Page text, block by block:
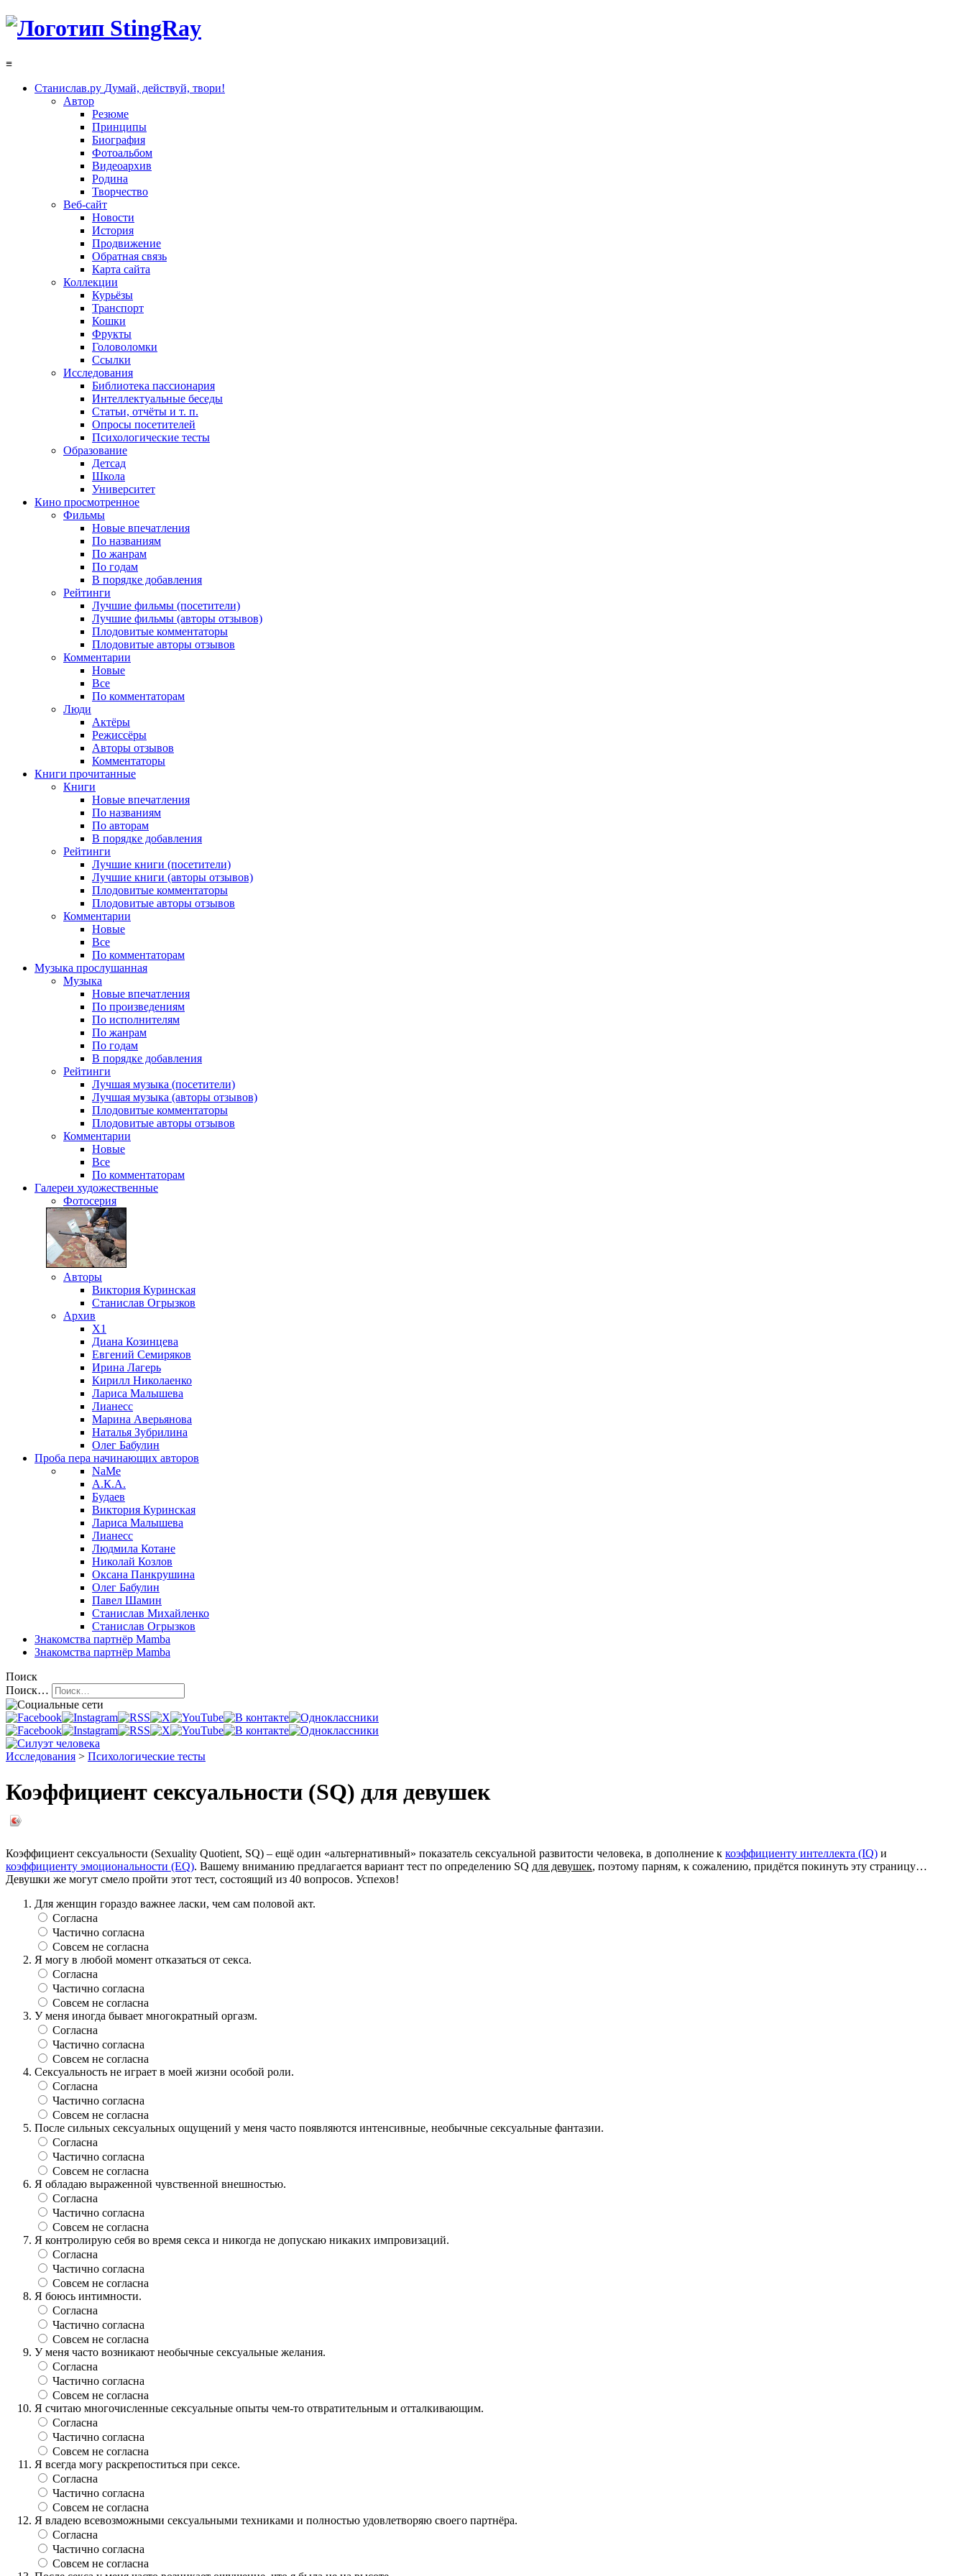
≡
Станислав.ру Думай, действуй, твори!
Автор
Резюме
Принципы
Биография
Фотоальбом
Видеоархив
Родина
Творчество
Веб-сайт
Новости
История
Продвижение
Обратная связь
Карта сайта
Коллекции
Курьёзы
Транспорт
Кошки
Фрукты
Головоломки
Ссылки
Исследования
Библиотека пассионария
Интеллектуальные беседы
Статьи, отчёты и т. п.
Опросы посетителей
Психологические тесты
Образование
Детсад
Школа
Университет
Кино просмотренное
Фильмы
Новые впечатления
По названиям
По жанрам
По годам
В порядке добавления
Рейтинги
Лучшие фильмы (посетители)
Лучшие фильмы (авторы отзывов)
Плодовитые комментаторы
Плодовитые авторы отзывов
Комментарии
Новые
Все
По комментаторам
Люди
Актёры
Режиссёры
Авторы отзывов
Комментаторы
Книги прочитанные
Книги
Новые впечатления
По названиям
По авторам
В порядке добавления
Рейтинги
Лучшие книги (посетители)
Лучшие книги (авторы отзывов)
Плодовитые комментаторы
Плодовитые авторы отзывов
Комментарии
Новые
Все
По комментаторам
Музыка прослушанная
Музыка
Новые впечатления
По произведениям
По исполнителям
По жанрам
По годам
В порядке добавления
Рейтинги
Лучшая музыка (посетители)
Лучшая музыка (авторы отзывов)
Плодовитые комментаторы
Плодовитые авторы отзывов
Комментарии
Новые
Все
По комментаторам
Галереи художественные
Фотосерия
Авторы
Виктория Куринская
Станислав Огрызков
Архив
X1
Диана Козинцева
Евгений Семиряков
Ирина Лагерь
Кирилл Николаенко
Лариса Малышева
Лианесс
Марина Аверьянова
Наталья Зубрилина
Олег Бабулин
Проба пера начинающих авторов
NaMe
А.К.А.
Будаев
Виктория Куринская
Лариса Малышева
Лианесс
Людмила Котане
Николай Козлов
Оксана Панкрушина
Олег Бабулин
Павел Шамин
Станислав Михайленко
Станислав Огрызков
Знакомства партнёр Mamba
Знакомства партнёр Mamba
Поиск
Поиск…
Исследования > Психологические тесты
Коэффициент сексуальности (SQ) для девушек
Коэффициент сексуальности (Sexuality Quotient, SQ) – ещё один «альтернативный» показатель сексуальной развитости человека, в дополнение к коэффициенту интеллекта (IQ) и
коэффициенту эмоциональности (EQ). Вашему вниманию предлагается вариант тест по определению SQ для девушек, поэтому парням, к сожалению, придётся покинуть эту страницу…
Девушки же могут смело пройти этот тест, состоящий из 40 вопросов. Успехов!
Для женщин гораздо важнее ласки, чем сам половой акт.
Согласна
Частично согласна
Совсем не согласна
Я могу в любой момент отказаться от секса.
Согласна
Частично согласна
Совсем не согласна
У меня иногда бывает многократный оргазм.
Согласна
Частично согласна
Совсем не согласна
Сексуальность не играет в моей жизни особой роли.
Согласна
Частично согласна
Совсем не согласна
После сильных сексуальных ощущений у меня часто появляются интенсивные, необычные сексуальные фантазии.
Согласна
Частично согласна
Совсем не согласна
Я обладаю выраженной чувственной внешностью.
Согласна
Частично согласна
Совсем не согласна
Я контролирую себя во время секса и никогда не допускаю никаких импровизаций.
Согласна
Частично согласна
Совсем не согласна
Я боюсь интимности.
Согласна
Частично согласна
Совсем не согласна
У меня часто возникают необычные сексуальные желания.
Согласна
Частично согласна
Совсем не согласна
Я считаю многочисленные сексуальные опыты чем-то отвратительным и отталкивающим.
Согласна
Частично согласна
Совсем не согласна
Я всегда могу раскрепоститься при сексе.
Согласна
Частично согласна
Совсем не согласна
Я владею всевозможными сексуальными техниками и полностью удовлетворяю своего партнёра.
Согласна
Частично согласна
Совсем не согласна